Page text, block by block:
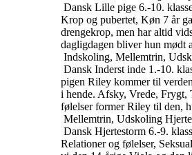
Dansk Lille pige 6.-10.
Krop og pubertet, Køn 7 år
drengekrop, men har altid
dagligdagen bliver hun mødt
Indskoling, Mellemtrin,
Dansk Inderst inde 1.-10.
pigen Riley kommer til
i hende. Afsky, Vrede, Frygt,
følelser former Riley til den,
Mellemtrin, Udskoling
Dansk Hjertestorm 6.-9.
Relationer og følelser,